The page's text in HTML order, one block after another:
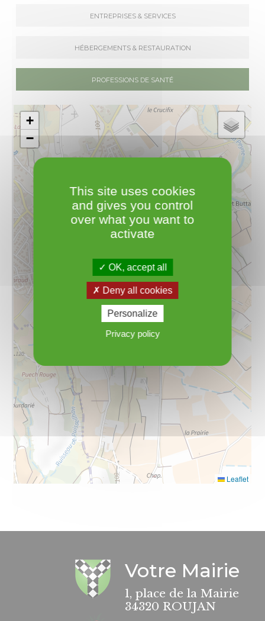
Entreprises & Services
Hébergements & Restauration
Professions de santé
+
−
Leaflet
Votre Mairie
1, place de la Mairie
34320 ROUJAN
This site uses cookies
and gives you control
over what you want to
activate
OK, accept all
Deny all cookies
Personalize
Privacy policy